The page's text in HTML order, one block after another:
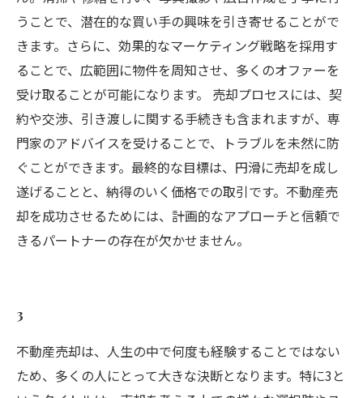
うことで、潜在的な買い手の興味を引き寄せることがで
きます。さらに、効果的なマーケティング戦略を採用す
ることで、広範囲に物件を周知させ、多くのオファーを
受け取ることが可能になります。 売却プロセスには、契
約や交渉、引き渡しに関する手続きも含まれますが、専
門家のアドバイスを受けることで、トラブルを未然に防
ぐことができます。最終的な目標は、円滑に売却を成し
遂げることと、納得のいく価格での取引です。不動産売
却を成功させるためには、計画的なアプローチと信頼で
きるパートナーの存在が欠かせません。
3
不動産売却は、人生の中で何度も経験することではない
ため、多くの人にとって大きな決断となります。特に3と